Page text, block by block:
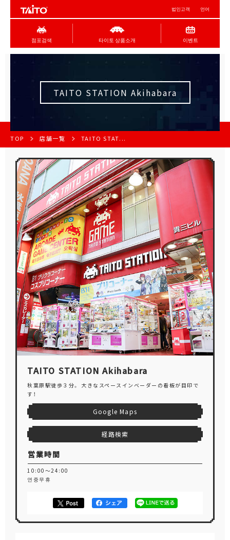
법인고객 언어
점포검색 타이토 상품소개 이벤트
TAITO STATION Akihabara
TOP 店舗一覧 TAITO STAT...
TAITO STATION Akihabara
秋葉原駅徒歩３分。 大きなスペースインベーダーの看板が目印で
す！
Google Maps
経路検索
営業時間
10:00～24:00
연중무휴